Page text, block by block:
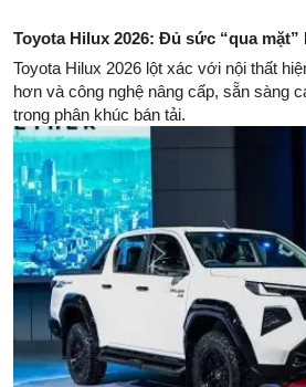
Toyota Hilux 2026: Đủ sức “qua mặt”
Toyota Hilux 2026 lột xác với nội thất
hơn và công nghệ nâng cấp, sẵn sàng
trong phân khúc bán tải.